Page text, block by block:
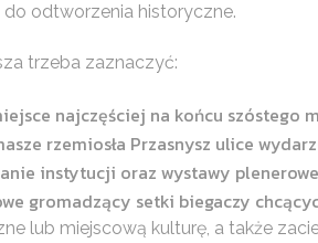
odtworzenia historyczne.
trzeba zaznaczyć:
najczęściej na końcu
rzemiosła Przasnysz ulice
instytucji oraz wystawy
gromadzący setki biegaczy
lub miejscową kulturę, a także